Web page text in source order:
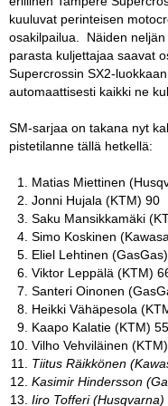
kuuluvat perinteisen
osakilpailua. Näiden
parasta kuljettajaa saavat
Supercrossin SX2-
automaattisesti kaikki ne
SM-sarjaa on takana nyt
pistetilanne tällä hetkellä:
Matias Miettinen
Jonni Hujala (KTM) 90
Saku Mansikkamäki
Simo Koskinen
Eliel Lehtinen
Viktor Leppälä (KTM)
Santeri Oinonen
Heikki Vähäpesola
Kaapo Kalatie (KTM) 55
Vilho Vehviläinen
Tiitus Räikkönen
Kasimir Hindersson
Iiro Tofferi (Husqvarna)